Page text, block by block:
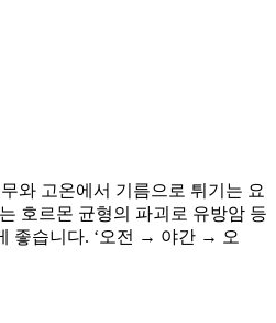
와 고온에서 기름으로 튀기는 요
호르몬 균형의 파괴로 유방암 등
좋습니다. ‘오전 → 야간 → 오